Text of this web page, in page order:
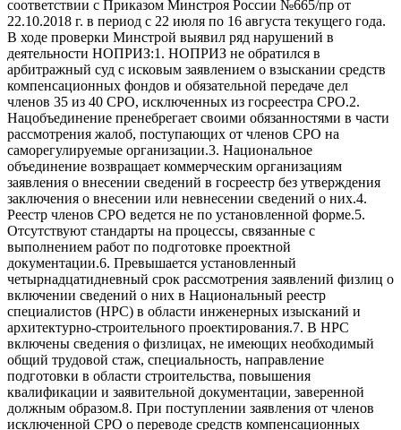
соответствии с Приказом Минстроя России №665/пр от
22.10.2018 г. в период с 22 июля по 16 августа текущего года.
В ходе проверки Минстрой выявил ряд нарушений в
деятельности НОПРИЗ:1. НОПРИЗ не обратился в
арбитражный суд с исковым заявлением о взыскании средств
компенсационных фондов и обязательной передаче дел
членов 35 из 40 СРО, исключенных из госреестра СРО.2.
Нацобъединение пренебрегает своими обязанностями в части
рассмотрения жалоб, поступающих от членов СРО на
саморегулируемые организации.3. Национальное
объединение возвращает коммерческим организациям
заявления о внесении сведений в госреестр без утверждения
заключения о внесении или невнесении сведений о них.4.
Реестр членов СРО ведется не по установленной форме.5.
Отсутствуют стандарты на процессы, связанные с
выполнением работ по подготовке проектной
документации.6. Превышается установленный
четырнадцатидневный срок рассмотрения заявлений физлиц о
включении сведений о них в Национальный реестр
специалистов (НРС) в области инженерных изысканий и
архитектурно-строительного проектирования.7. В НРС
включены сведения о физлицах, не имеющих необходимый
общий трудовой стаж, специальность, направление
подготовки в области строительства, повышения
квалификации и заявительной документации, заверенной
должным образом.8. При поступлении заявления от членов
исключенной СРО о переводе средств компенсационных